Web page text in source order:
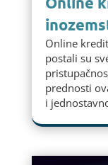
Online
postali su
prednosti
i